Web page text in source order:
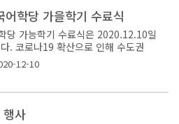
학당 가을학기 수료식
당 가능학기 수료식은 2020.12.10일
. 코로나19 확산으로 인해 수도권
격상됨에 따라 수료식은 반별로
다..
12-10
행사